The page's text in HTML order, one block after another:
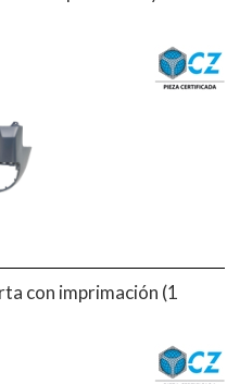
con imprimación (1